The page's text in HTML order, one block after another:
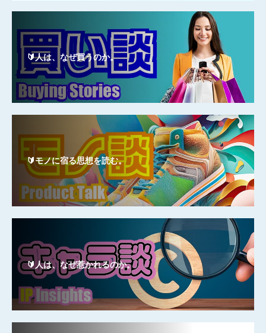
🔰人は、なぜ買うのか。
🔰モノに宿る思想を読む。
🔰人は、なぜ惹かれるのか。